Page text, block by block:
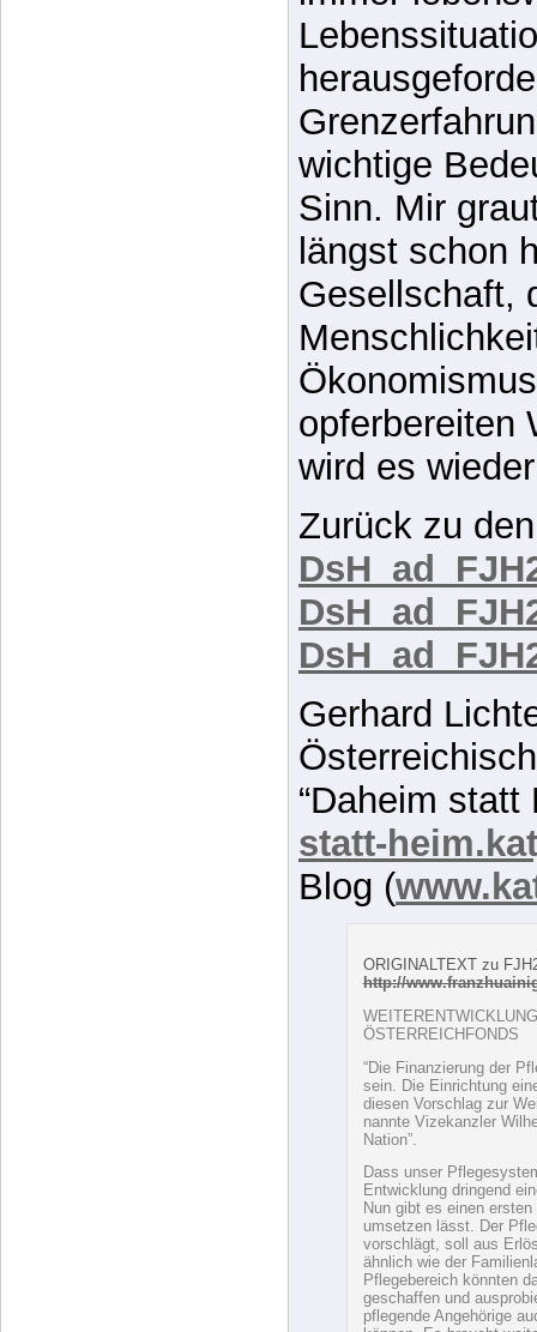
Ich habe
das Leben –
immer
wichtige
Sinn. Mir
längst schon
Gesellschaft,
opferbereiten
wird es
Zurück zu
Gerhard
“Daheim statt
statt-
Blog (
ORIGINALTEXT zu
ÖSTERREICHFONDS
“Die Finanzierung der
sein. Die Einrichtung
diesen Vorschlag zur
nannte Vizekanzler
Nation”.